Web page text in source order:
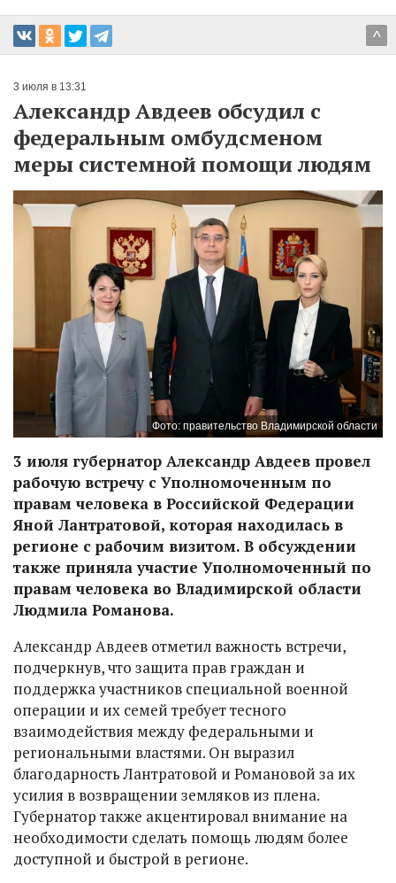
^
3 июля в 13:31
Александр Авдеев обсудил с
федеральным омбудсменом
меры системной помощи людям
Фото: правительство Владимирской области
3 июля губернатор Александр Авдеев провел
рабочую встречу с Уполномоченным по
правам человека в Российской Федерации
Яной Лантратовой, которая находилась в
регионе с рабочим визитом. В обсуждении
также приняла участие Уполномоченный по
правам человека во Владимирской области
Людмила Романова.
Александр Авдеев отметил важность встречи,
подчеркнув, что защита прав граждан и
поддержка участников специальной военной
операции и их семей требует тесного
взаимодействия между федеральными и
региональными властями. Он выразил
благодарность Лантратовой и Романовой за их
усилия в возвращении земляков из плена.
Губернатор также акцентировал внимание на
необходимости сделать помощь людям более
доступной и быстрой в регионе.